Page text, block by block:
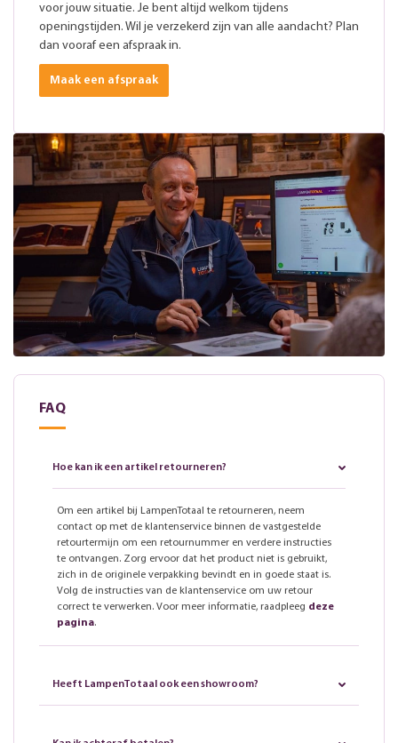
voor jouw situatie. Je bent altijd welkom tijdens
openingstijden. Wil je verzekerd zijn van alle aandacht? Plan
dan vooraf een afspraak in.
Maak een afspraak
FAQ
Hoe kan ik een artikel retourneren?
Om een artikel bij LampenTotaal te retourneren, neem
contact op met de klantenservice binnen de vastgestelde
retourtermijn om een retournummer en verdere instructies
te ontvangen. Zorg ervoor dat het product niet is gebruikt,
zich in de originele verpakking bevindt en in goede staat is.
Volg de instructies van de klantenservice om uw retour
correct te verwerken. Voor meer informatie, raadpleeg deze
pagina.
Heeft LampenTotaal ook een showroom?